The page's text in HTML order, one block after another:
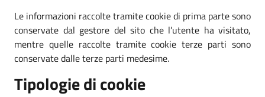
Le informazioni raccolte tramite cookie di prima parte sono
conservate dal gestore del sito che l’utente ha visitato,
mentre quelle raccolte tramite cookie terze parti sono
conservate dalle terze parti medesime.
Tipologie di cookie